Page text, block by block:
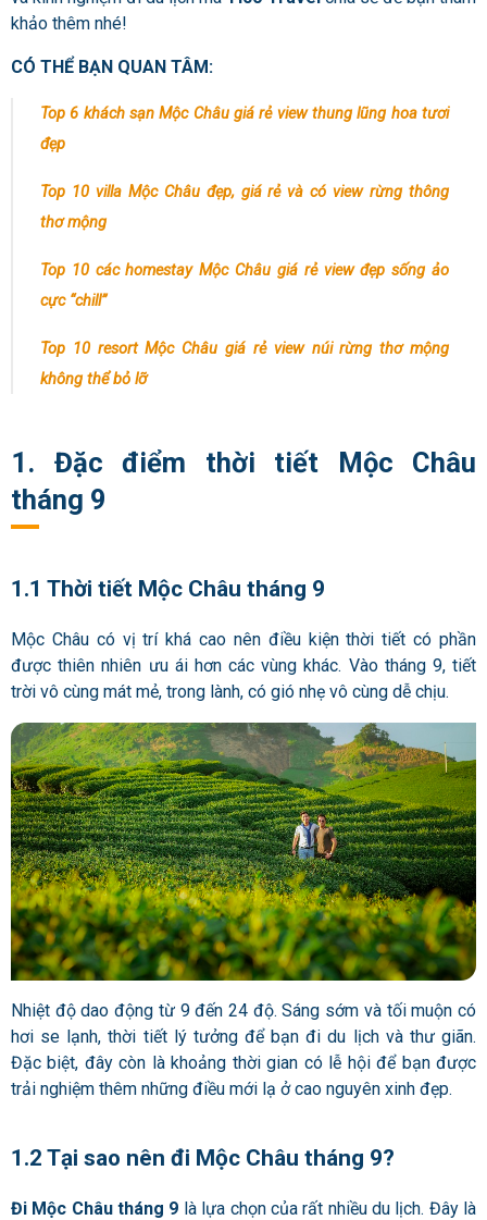
khảo thêm nhé!
CÓ THỂ BẠN QUAN TÂM:
Top 6 khách sạn Mộc Châu giá rẻ view thung lũng hoa tươi
đẹp
Top 10 villa Mộc Châu đẹp, giá rẻ và có view rừng thông
thơ mộng
Top 10 các homestay Mộc Châu giá rẻ view đẹp sống ảo
cực “chill”
Top 10 resort Mộc Châu giá rẻ view núi rừng thơ mộng
không thể bỏ lỡ
1. Đặc điểm thời tiết Mộc Châu
tháng 9
1.1 Thời tiết Mộc Châu tháng 9
Mộc Châu có vị trí khá cao nên điều kiện thời tiết có phần
được thiên nhiên ưu ái hơn các vùng khác. Vào tháng 9, tiết
trời vô cùng mát mẻ, trong lành, có gió nhẹ vô cùng dễ chịu.
Nhiệt độ dao động từ 9 đến 24 độ. Sáng sớm và tối muộn có
hơi se lạnh, thời tiết lý tưởng để bạn đi du lịch và thư giãn.
Đặc biệt, đây còn là khoảng thời gian có lễ hội để bạn được
trải nghiệm thêm những điều mới lạ ở cao nguyên xinh đẹp.
1.2 Tại sao nên đi Mộc Châu tháng 9?
Đi Mộc Châu tháng 9 là lựa chọn của rất nhiều du lịch. Đây là